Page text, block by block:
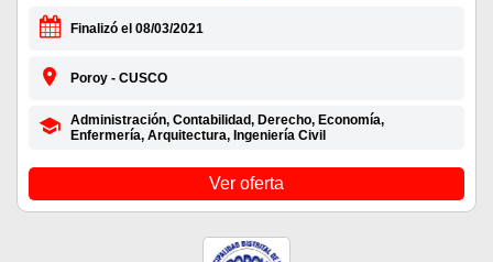
Finalizó el 08/03/2021
Poroy - CUSCO
Administración, Contabilidad, Derecho, Economía,
Enfermería, Arquitectura, Ingeniería Civil
Ver oferta